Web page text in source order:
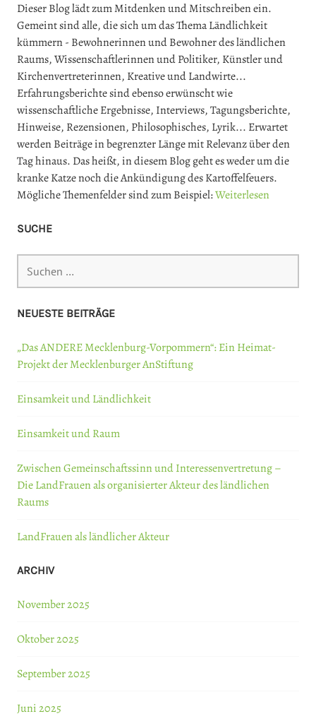
Dieser Blog lädt zum Mitdenken und Mitschreiben ein.
Gemeint sind alle, die sich um das Thema Ländlichkeit
kümmern - Bewohnerinnen und Bewohner des ländlichen
Raums, Wissenschaftlerinnen und Politiker, Künstler und
Kirchenvertreterinnen, Kreative und Landwirte...
Erfahrungsberichte sind ebenso erwünscht wie
wissenschaftliche Ergebnisse, Interviews, Tagungsberichte,
Hinweise, Rezensionen, Philosophisches, Lyrik... Erwartet
werden Beiträge in begrenzter Länge mit Relevanz über den
Tag hinaus. Das heißt, in diesem Blog geht es weder um die
kranke Katze noch die Ankündigung des Kartoffelfeuers.
Mögliche Themenfelder sind zum Beispiel:Weiterlesen
SUCHE
nach:
NEUESTE BEITRÄGE
„Das ANDERE Mecklenburg-Vorpommern“: Ein Heimat-
Projekt der Mecklenburger AnStiftung
Einsamkeit und Ländlichkeit
Einsamkeit und Raum
Zwischen Gemeinschaftssinn und Interessenvertretung –
Die LandFrauen als organisierter Akteur des ländlichen
Raums
LandFrauen als ländlicher Akteur
ARCHIV
November 2025
Oktober 2025
September 2025
Juni 2025